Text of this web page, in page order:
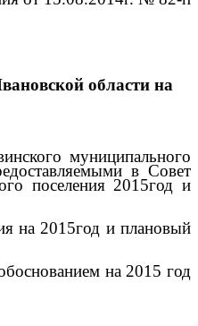
области на
муниципального
в Совет
поселения 2015год и
на 2015год и плановый
на 2015 год